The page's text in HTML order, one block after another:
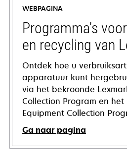
new
tab
WEBPAGINA
Programma's
en recycling van
Ontdek hoe u
apparatuur kunt
via het bekroonde
Collection Program en het
Equipment Collection
Ga naar pagina